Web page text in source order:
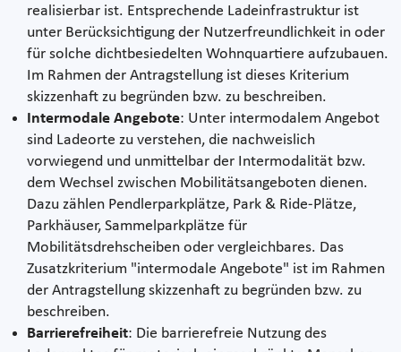
realisierbar ist. Entsprechende Ladeinfrastruktur ist
unter Berücksichtigung der Nutzerfreundlichkeit in oder
für solche dichtbesiedelten Wohnquartiere aufzubauen.
Im Rahmen der Antragstellung ist dieses Kriterium
skizzenhaft zu begründen bzw. zu beschreiben.
Intermodale Angebote: Unter intermodalem Angebot
sind Ladeorte zu verstehen, die nachweislich
vorwiegend und unmittelbar der Intermodalität bzw.
dem Wechsel zwischen Mobilitätsangeboten dienen.
Dazu zählen Pendlerparkplätze, Park & Ride-Plätze,
Parkhäuser, Sammelparkplätze für
Mobilitätsdrehscheiben oder vergleichbares. Das
Zusatzkriterium "intermodale Angebote" ist im Rahmen
der Antragstellung skizzenhaft zu begründen bzw. zu
beschreiben.
Barrierefreiheit: Die barrierefreie Nutzung des